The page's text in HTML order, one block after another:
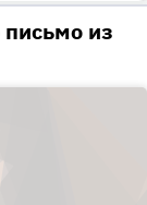
из